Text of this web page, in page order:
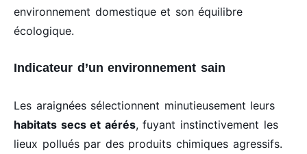
environnement domestique et son équilibre
écologique.
Indicateur d’un environnement sain
Les araignées sélectionnent minutieusement leurs
habitats secs et aérés, fuyant instinctivement les
lieux pollués par des produits chimiques agressifs.